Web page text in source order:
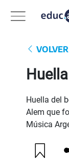
Huella del
Alem que
Música